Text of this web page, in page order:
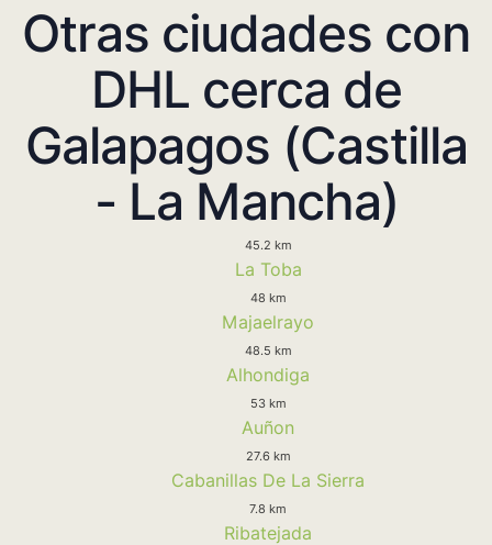
Otras ciudades con
DHL cerca de
Galapagos (Castilla
- La Mancha)
45.2 km
La Toba
48 km
Majaelrayo
48.5 km
Alhondiga
53 km
Auñon
27.6 km
Cabanillas De La Sierra
7.8 km
Ribatejada